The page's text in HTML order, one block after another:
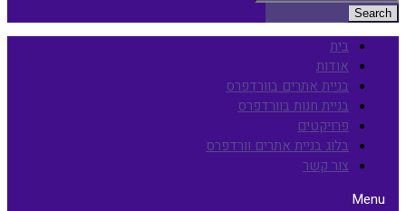
Search
בית
אודות
בניית אתרים בוורדפרס
בניית חנות בוורדפרס
פרויקטים
בלוג בניית אתרים וורדפרס
צור קשר
Menu